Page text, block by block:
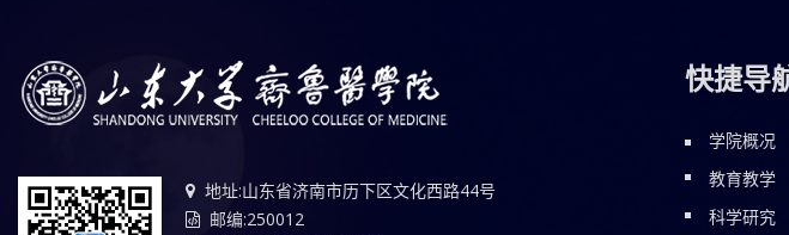
地址:山东省济南市历下区文化西路44号
邮编:250012
快捷导
学院概况
教育教学
科学研究